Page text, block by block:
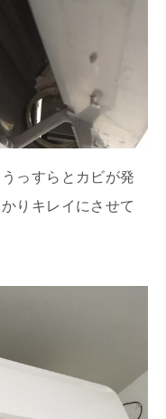
っすらとカビが発
りキレイにさせて